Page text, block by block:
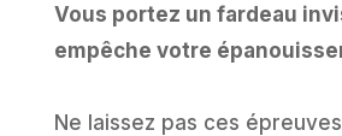
Vous portez un fardeau
empêche votre
Ne laissez pas ces